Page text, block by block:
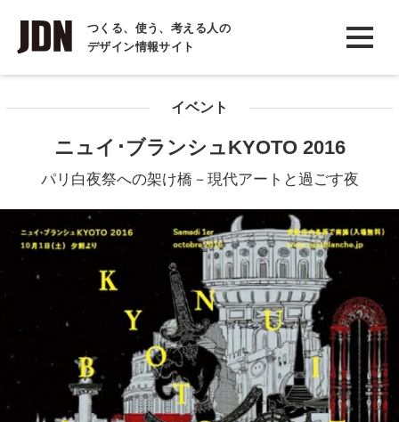
つくる、使う、考える人の
デザイン情報サイト
INTERVIEW
インタビュー
COLUMN
イベント
ニュイ･ブランシュKYOTO 2016
パリ白夜祭への架け橋－現代アートと過ごす夜